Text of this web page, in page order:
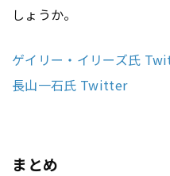
しょうか。
ゲイリー・イリーズ氏
長山一石氏 Twitter
まとめ